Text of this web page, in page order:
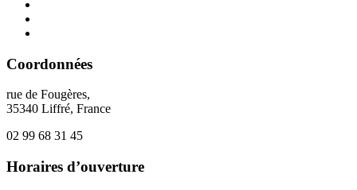
Coordonnées
rue de Fougères,
35340 Liffré, France
02 99 68 31 45
Horaires d’ouverture